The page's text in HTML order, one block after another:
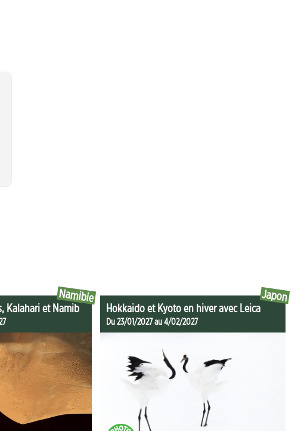
Kalahari et Namib
Namibie
Hokkaido et Kyoto en hiver avec Leica
Japon
Du 23/01/2027 au 4/02/2027